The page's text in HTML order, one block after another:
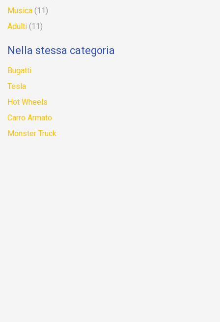
Musica (11)
Adulti (11)
Nella stessa categoria
Bugatti
Tesla
Hot Wheels
Carro Armato
Monster Truck